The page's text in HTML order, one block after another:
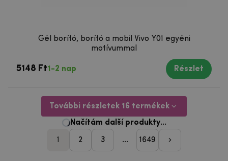
Gél borító, borító a mobil Vivo Y01 egyéni
motívummal
5148 Ft1-2 nap Részlet
További részletek 16 termékek
...